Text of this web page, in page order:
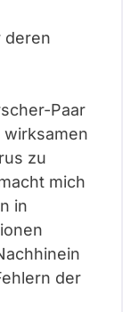
deren
Paar
zu
mich
in
der